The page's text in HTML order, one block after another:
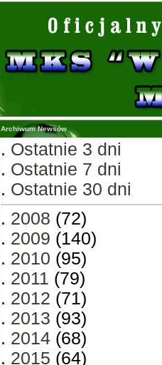
Archiwum Newsów
. Ostatnie 3 dni
. Ostatnie 7 dni
. Ostatnie 30 dni
. 2008 (72)
. 2009 (140)
. 2010 (95)
. 2011 (79)
. 2012 (71)
. 2013 (93)
. 2014 (68)
. 2015 (64)